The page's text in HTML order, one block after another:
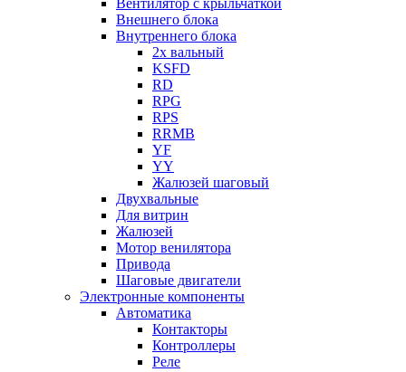
Вентилятор с крыльчаткой
Внешнего блока
Внутреннего блока
2х вальный
KSFD
RD
RPG
RPS
RRMB
YF
YY
Жалюзей шаговый
Двухвальные
Для витрин
Жалюзей
Мотор венилятора
Привода
Шаговые двигатели
Электронные компоненты
Автоматика
Контакторы
Контроллеры
Реле